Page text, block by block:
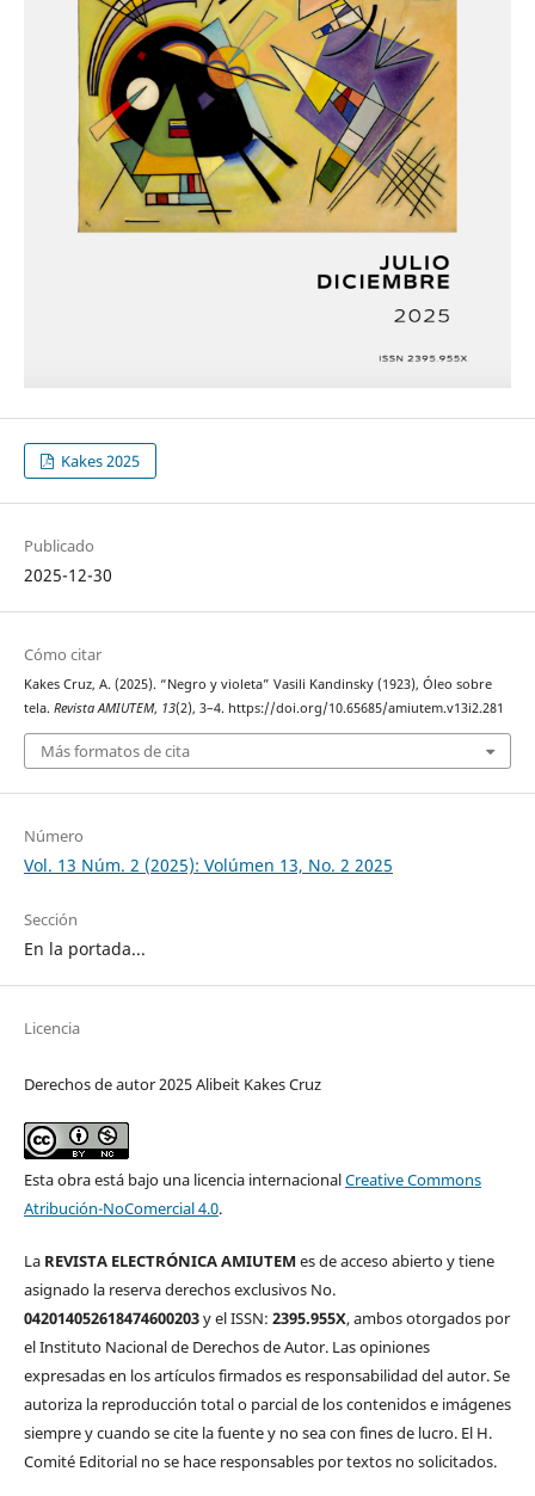
Kakes 2025
Publicado
2025-12-30
Cómo citar
Kakes Cruz, A. (2025). “Negro y violeta” Vasili Kandinsky (1923), Óleo sobre
tela. Revista AMIUTEM, 13(2), 3–4. https://doi.org/10.65685/amiutem.v13i2.281
Más formatos de cita
Número
Vol. 13 Núm. 2 (2025): Volúmen 13, No. 2 2025
Sección
En la portada...
Licencia
Derechos de autor 2025 Alibeit Kakes Cruz
Esta obra está bajo una licencia internacionalCreative Commons
Atribución-NoComercial 4.0.
La REVISTA ELECTRÓNICA AMIUTEM es de acceso abierto y tiene
asignado la reserva derechos exclusivos No.
042014052618474600203y el ISSN: 2395.955X, ambos otorgados por
el Instituto Nacional de Derechos de Autor. Las opiniones
expresadas en los artículos firmados es responsabilidad del autor. Se
autoriza la reproducción total o parcial de los contenidos e imágenes
siempre y cuando se cite la fuente y no sea con fines de lucro. El H.
Comité Editorial no se hace responsables por textos no solicitados.